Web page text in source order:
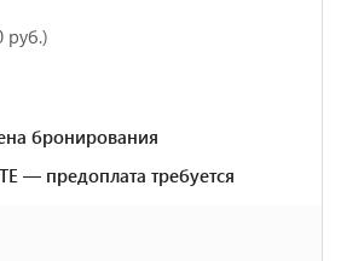
руб.)
бронирования
— предоплата требуется